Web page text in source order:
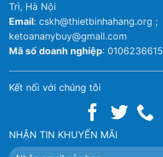
Trì, Hà Nội
Email: cskh@thietbinhahang.org ;
ketoananybuy@gmail.com
Mã số doanh nghiệp: 0106236615
Kết nối với chúng tôi
NHẬN TIN KHUYẾN MÃI